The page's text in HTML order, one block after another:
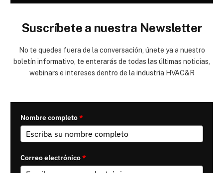
Suscríbete a nuestra Newsletter
No te quedes fuera de la conversación, únete ya a nuestro
boletín informativo, te enterarás de todas las últimas noticias,
webinars e intereses dentro de la industria HVAC&R
Nombre completo*
Correo electrónico*